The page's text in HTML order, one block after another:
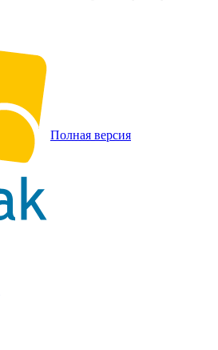
Полная версия